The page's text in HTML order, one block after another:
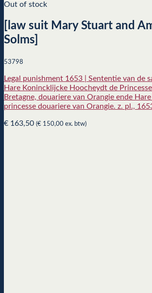
Out of stock
[law suit Mary Stuart and
Solms]
53798
Legal punishment 1653 | Sententie van de
Hare Konincklijcke Hoocheydt de
Bretagne, douariere van Orangie ende
princesse douariere van Orangie. z. pl.,
€ 163,50 (€ 150,00 ex. btw)